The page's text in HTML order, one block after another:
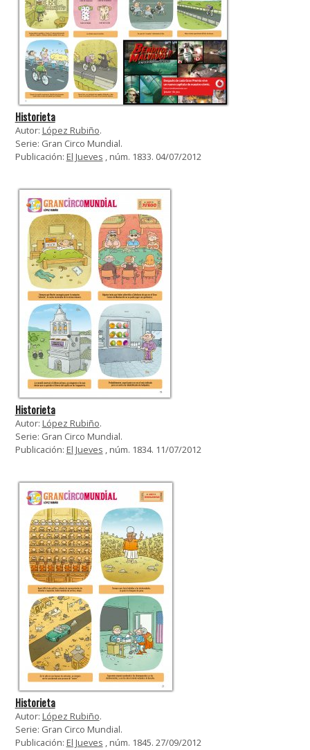
Historieta
Autor: López Rubiño.
Serie: Gran Circo Mundial.
Publicación: El Jueves , núm. 1833. 04/07/2012
Historieta
Autor: López Rubiño.
Serie: Gran Circo Mundial.
Publicación: El Jueves , núm. 1834. 11/07/2012
Historieta
Autor: López Rubiño.
Serie: Gran Circo Mundial.
Publicación: El Jueves , núm. 1845. 27/09/2012